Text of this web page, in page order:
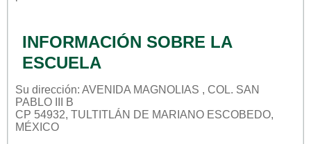
INFORMACIÓN SOBRE LA
ESCUELA
Su dirección: AVENIDA MAGNOLIAS , COL. SAN
PABLO III B
CP 54932, TULTITLÁN DE MARIANO ESCOBEDO,
MÉXICO